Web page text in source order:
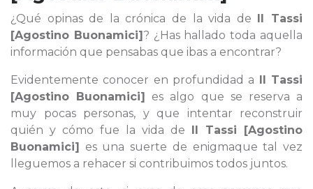
¿Qué opinas de la crónica de la vida de Il Tassi
[Agostino Buonamici]? ¿Has hallado toda aquella
información que pensabas que ibas a encontrar?
Evidentemente conocer en profundidad a Il Tassi
[Agostino Buonamici] es algo que se reserva a
muy pocas personas, y que intentar reconstruir
quién y cómo fue la vida de Il Tassi [Agostino
Buonamici] es una suerte de enigmaque tal vez
lleguemos a rehacer si contribuimos todos juntos.